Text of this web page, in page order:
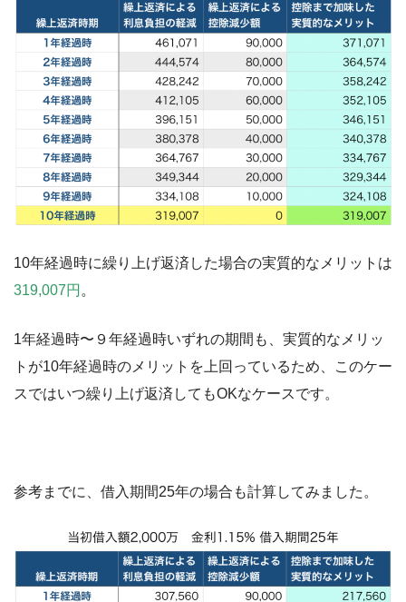
10年経過時に繰り上げ返済した場合の実質的なメリットは
319,007円 。
1年経過時〜９年経過時いずれの期間も、実質的なメリッ
トが10年経過時のメリットを上回っているため、このケー
スではいつ繰り上げ返済してもOKなケースです。
参考までに、借入期間25年の場合も計算してみました。